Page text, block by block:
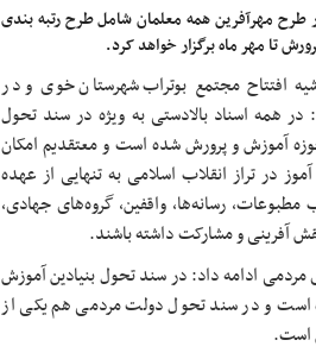
مهرآفرین همه معلمان شامل طرح رتبه بندی
تا مهر ماه برگزار خواهد کرد.
افتتاح مجتمع بوترابشهرستان خوی و در
همه اسناد بالادستی به ویژه در سند تحول
آموزش و پرورش شده است و معتقدیم امکان
آموز در تراز انقلاب اسلامی به تنهایی از عهده
مطبوعات، رسانه‌ها، واقفین، گروه‌های جهادی،
آفرینی و مشارکت داشته باشند.
ادامه داد: در سند تحول بنیادین آموزش
در ۶۱ راهکار اشاره شده است و در سند تحول دولت مردمی هم یکی از